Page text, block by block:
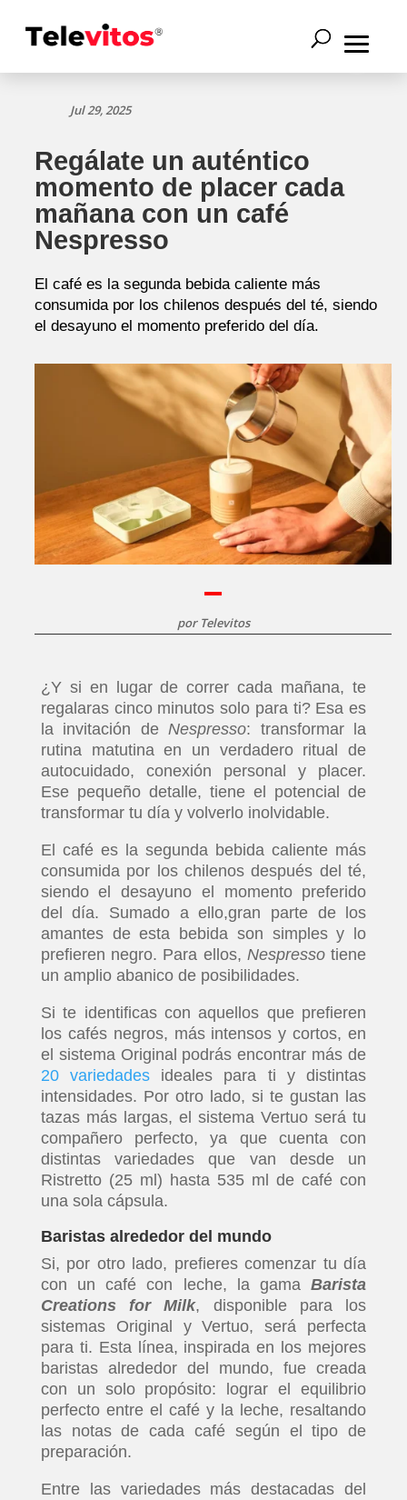
Jul 29, 2025
Regálate un auténtico
momento de placer cada
mañana con un café
Nespresso
El café es la segunda bebida caliente más
consumida por los chilenos después del té, siendo
el desayuno el momento preferido del día.
por Televitos
¿Y si en lugar de correr cada mañana, te
regalaras cinco minutos solo para ti? Esa es
la invitación deNespresso: transformar la
rutina matutina en un verdadero ritual de
autocuidado, conexión personal y placer.
Ese pequeño detalle, tiene el potencial de
transformar tu día y volverlo inolvidable.
El café es la segunda bebida caliente más
consumida por los chilenos después del té,
siendo el desayuno el momento preferido
del día. Sumado a ello,gran parte de los
amantes de esta bebida son simples y lo
prefieren negro. Para ellos, Nespressotiene
un amplio abanico de posibilidades.
Si te identificas con aquellos que prefieren
los cafés negros, más intensos y cortos, en
el sistema Original podrás encontrar más de
20 variedades ideales para ti y distintas
intensidades. Por otro lado, si te gustan las
tazas más largas, el sistema Vertuo será tu
compañero perfecto, ya que cuenta con
distintas variedades que van desde un
Ristretto (25 ml) hasta 535 ml de café con
una sola cápsula.
Baristas alrededor del mundo
Si, por otro lado, prefieres comenzar tu día
con un café con leche, la gamaBarista
Creations for Milk, disponible para los
sistemas Original y Vertuo, será perfecta
para ti. Esta línea, inspirada en los mejores
baristas alrededor del mundo, fue creada
con un solo propósito: lograr el equilibrio
perfecto entre el café y la leche, resaltando
las notas de cada café según el tipo de
preparación.
Entre las variedades más destacadas del